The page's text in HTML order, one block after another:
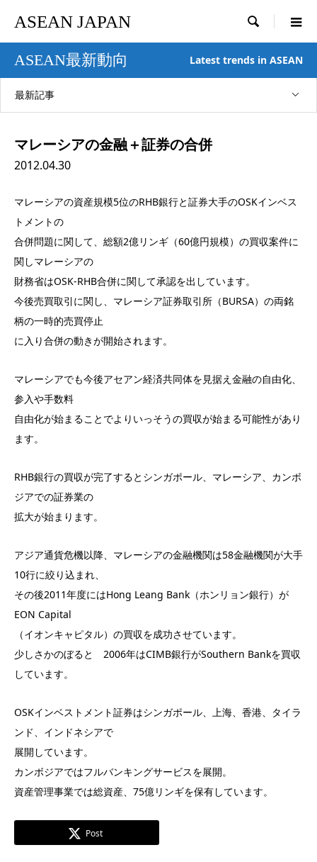
ASEAN JAPAN 
ASEAN最新動向 Latest trends in ASEAN
最新記事
マレーシアの金融＋証券の合併
2012.04.30
マレーシアの資産規模5位のRHB銀行と証券大手のOSKインベス
トメントの
合併問題に関して、総額2億リンギ（60億円規模）の買収案件に
関しマレーシアの
財務省はOSK-RHB合併に関して承認を出しています。
今後売買取引に関し、マレーシア証券取引所（BURSA）の両銘
柄の一時的売買停止
に入り合併の動きが開始されます。
マレーシアでも今後アセアン経済共同体を見据え金融の自由化、
参入や手数料
自由化が始まることでよりいっそうの買収が始まる可能性があり
ます。
RHB銀行の買収が完了するとシンガポール、マレーシア、カンボ
ジアでの証券業の
拡大が始まります。
アジア通貨危機以降、マレーシアの金融機関は58金融機関が大手
10行に絞り込まれ、
その後2011年度にはHong Leang Bank（ホンリョン銀行）が
EON Capital
（イオンキャピタル）の買収を成功させています。
少しさかのぼると 2006年はCIMB銀行がSouthern Bankを買収
しています。
OSKインベストメント証券はシンガポール、上海、香港、タイラ
ンド、インドネシアで
展開しています。
カンボジアではフルバンキングサービスを展開。
資産管理事業では総資産、75億リンギを保有しています。
Post